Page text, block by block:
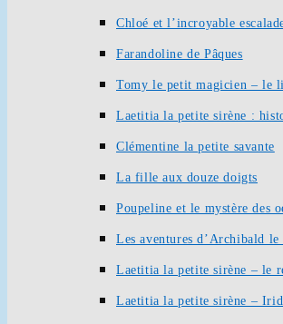
Chloé et l’incroyable
Farandoline de Pâques
Tomy le petit magicien – le
Laetitia la petite sirène :
Clémentine la petite savante
La fille aux douze doigts
Poupeline et le mystère des
Les aventures d’Archibald
Laetitia la petite sirène – le
Laetitia la petite sirène –